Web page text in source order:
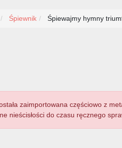
Śpiewnik Śpiewajmy hymny
zaimportowana częściowo z
nieścisłości do czasu ręcznego